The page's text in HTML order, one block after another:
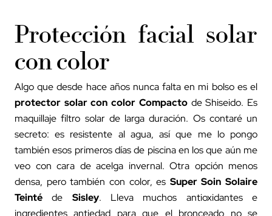
Protección facial solar
con color
Algo que desde hace años nunca falta en mi bolso es el
protector solar con color Compactode Shiseido. Es
maquillaje filtro solar de larga duración. Os contaré un
secreto: es resistente al agua, así que me lo pongo
también esos primeros días de piscina en los que aún me
veo con cara de acelga invernal. Otra opción menos
densa, pero también con color, es Super Soin Solaire
Teinté de Sisley. Lleva muchos antioxidantes e
ingredientes antiedad para que el bronceado no se